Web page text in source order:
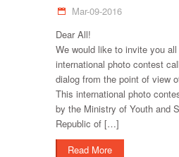
Mar-09-2016
Dear All!
We would like to invite you
international photo contest
dialog from the point of view
This international photo
by the Ministry of Youth and
Republic of […]
Read More